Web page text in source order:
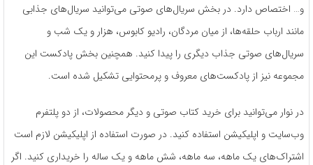
و… اختصاص دارد. در بخش سریال‌های صوتی می‌توانید سریال‌های جذابی
مانند ارباب حلقه‌ها، از میان مردگان، رادیو کابوس، هزار و یک شب و
سریال‌های صوتی جذاب دیگری را پیدا کنید. همچنین بخش پادکست این
مجموعه نیز از پادکست‌های معروف و پرمحتوایی تشکیل شده است.
در نوار می‌توانید برای خرید کتاب صوتی و دیگر محصولات، از دو پلتفرم
وب‌سایت و اپلیکیشن استفاده کنید. در صورت استفاده از اپلیکیشن لازم است
اشتراک‌های یک ماهه، سه ماهه، شش ماهه و یک ساله را خریداری کنید. اگر